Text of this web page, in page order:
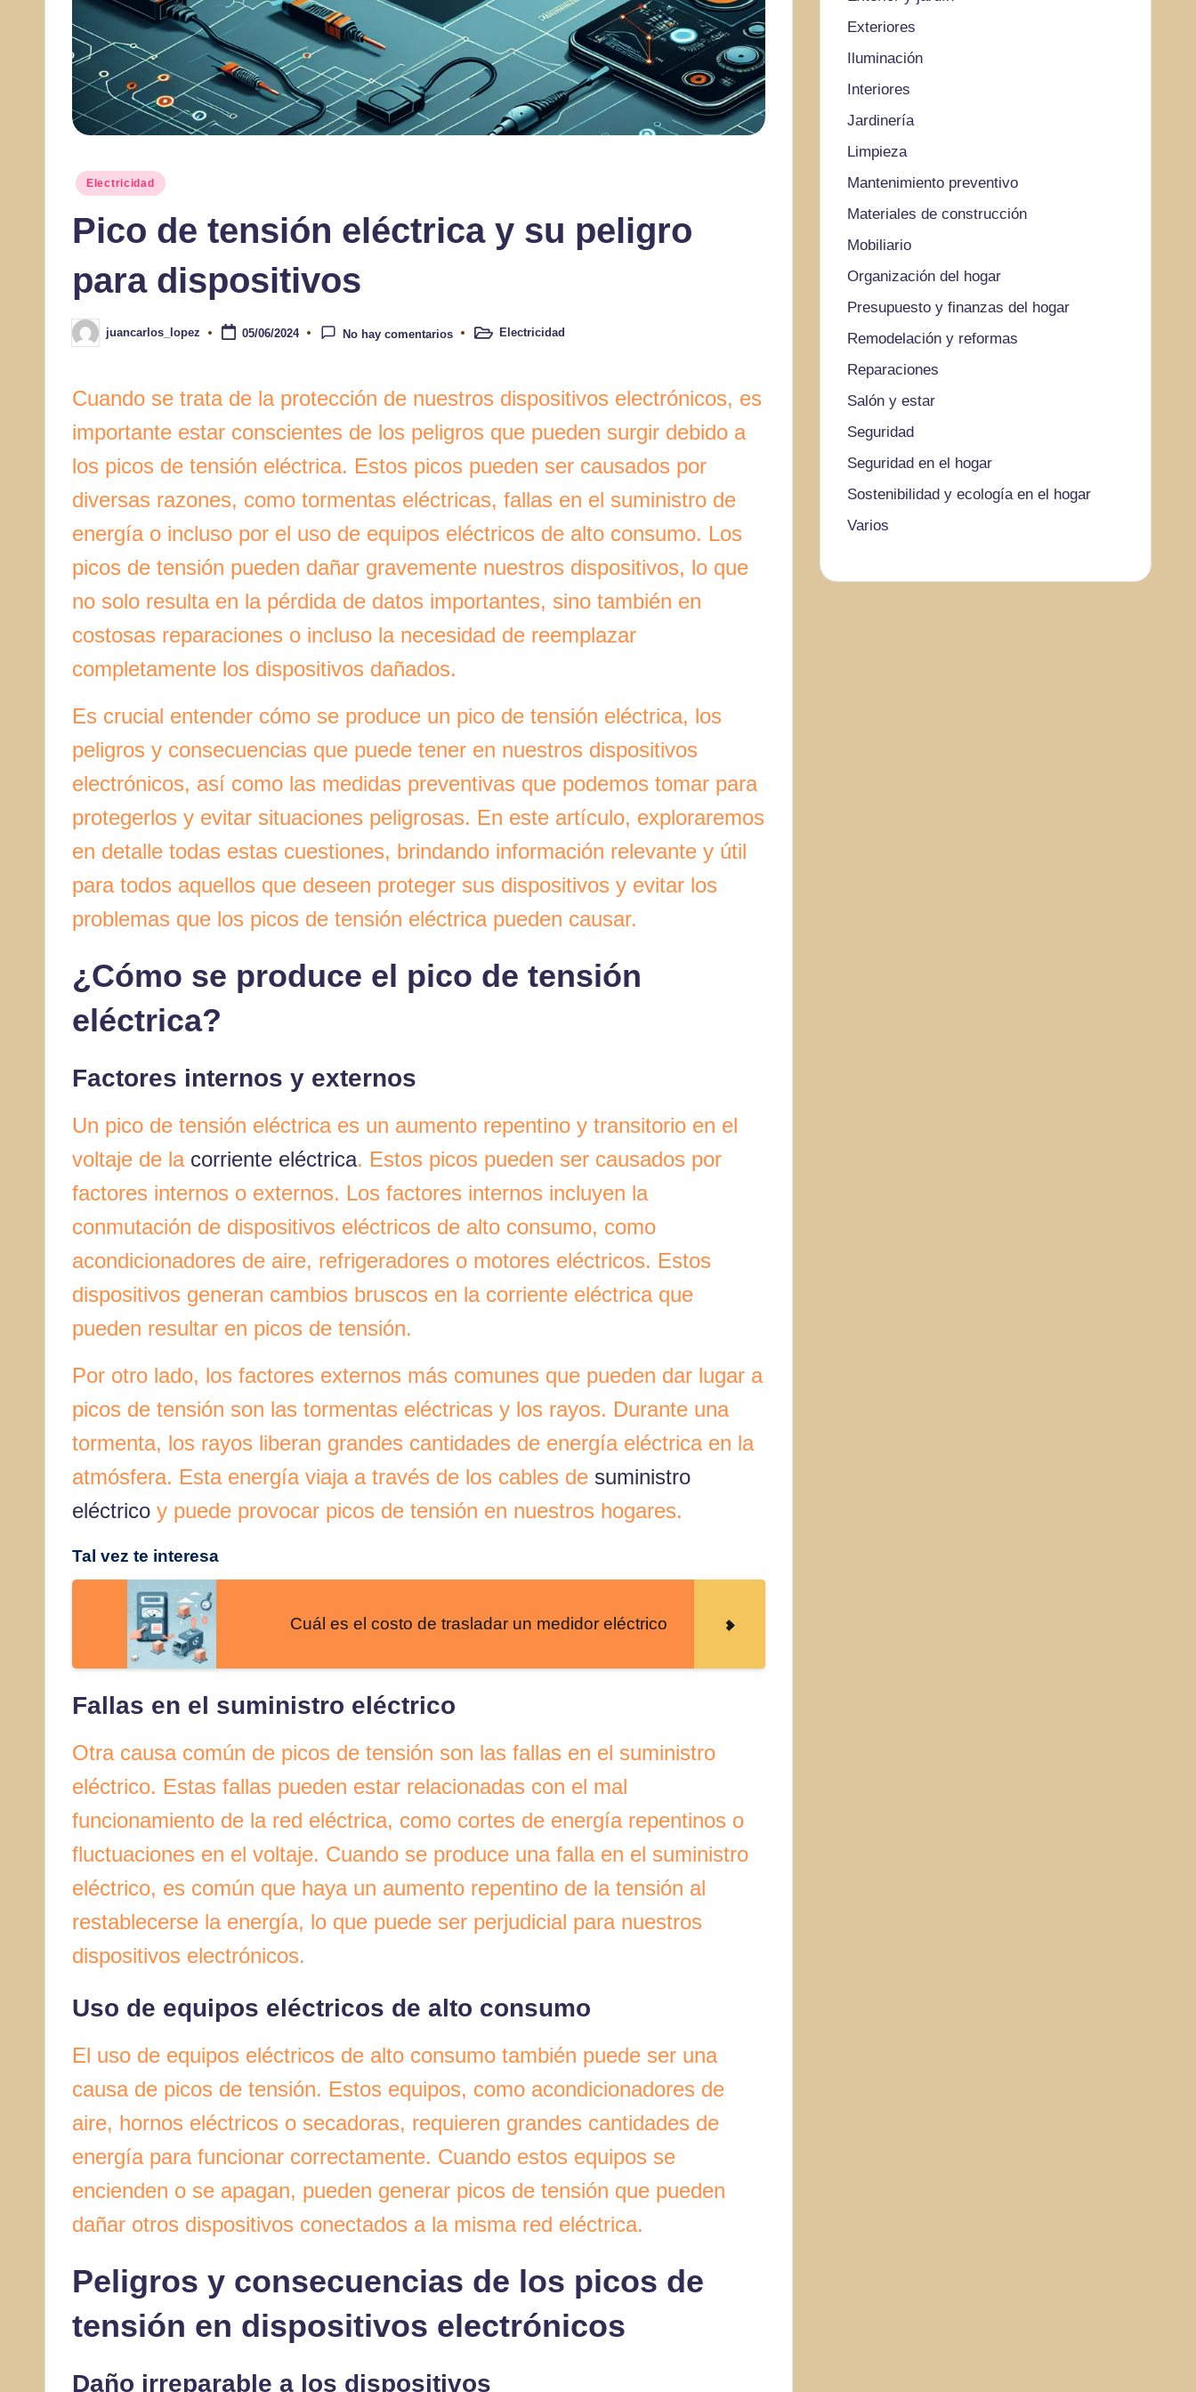
Publicado
Electricidad
Pico de tensión eléctrica y su peligro
para dispositivos
Publicado
por
juancarlos_lopez 05/06/2024 No hay comentarios
PublicadoElectricidad
Cuando se trata de la protección de nuestros dispositivos electrónicos, es
importante estar conscientes de los peligros que pueden surgir debido a
los picos de tensión eléctrica. Estos picos pueden ser causados por
diversas razones, como tormentas eléctricas, fallas en el suministro de
energía o incluso por el uso de equipos eléctricos de alto consumo. Los
picos de tensión pueden dañar gravemente nuestros dispositivos, lo que
no solo resulta en la pérdida de datos importantes, sino también en
costosas reparaciones o incluso la necesidad de reemplazar
completamente los dispositivos dañados.
Es crucial entender cómo se produce un pico de tensión eléctrica, los
peligros y consecuencias que puede tener en nuestros dispositivos
electrónicos, así como las medidas preventivas que podemos tomar para
protegerlos y evitar situaciones peligrosas. En este artículo, exploraremos
en detalle todas estas cuestiones, brindando información relevante y útil
para todos aquellos que deseen proteger sus dispositivos y evitar los
problemas que los picos de tensión eléctrica pueden causar.
¿Cómo se produce el pico de tensión
eléctrica?
Factores internos y externos
Un pico de tensión eléctrica es un aumento repentino y transitorio en el
voltaje de la corriente eléctrica. Estos picos pueden ser causados por
factores internos o externos. Los factores internos incluyen la
conmutación de dispositivos eléctricos de alto consumo, como
acondicionadores de aire, refrigeradores o motores eléctricos. Estos
dispositivos generan cambios bruscos en la corriente eléctrica que
pueden resultar en picos de tensión.
Por otro lado, los factores externos más comunes que pueden dar lugar a
picos de tensión son las tormentas eléctricas y los rayos. Durante una
tormenta, los rayos liberan grandes cantidades de energía eléctrica en la
atmósfera. Esta energía viaja a través de los cables de suministro
eléctrico y puede provocar picos de tensión en nuestros hogares.
Tal vez te interesa
Cuál es el costo de trasladar un medidor eléctrico
Fallas en el suministro eléctrico
Otra causa común de picos de tensión son las fallas en el suministro
eléctrico. Estas fallas pueden estar relacionadas con el mal
funcionamiento de la red eléctrica, como cortes de energía repentinos o
fluctuaciones en el voltaje. Cuando se produce una falla en el suministro
eléctrico, es común que haya un aumento repentino de la tensión al
restablecerse la energía, lo que puede ser perjudicial para nuestros
dispositivos electrónicos.
Uso de equipos eléctricos de alto consumo
El uso de equipos eléctricos de alto consumo también puede ser una
causa de picos de tensión. Estos equipos, como acondicionadores de
aire, hornos eléctricos o secadoras, requieren grandes cantidades de
energía para funcionar correctamente. Cuando estos equipos se
encienden o se apagan, pueden generar picos de tensión que pueden
dañar otros dispositivos conectados a la misma red eléctrica.
Peligros y consecuencias de los picos de
tensión en dispositivos electrónicos
Daño irreparable a los dispositivos
Exteriores
Iluminación
Interiores
Jardinería
Limpieza
Mantenimiento preventivo
Materiales de construcción
Mobiliario
Organización del hogar
Presupuesto y finanzas del hogar
Remodelación y reformas
Reparaciones
Salón y estar
Seguridad
Seguridad en el hogar
Sostenibilidad y ecología en el hogar
Varios